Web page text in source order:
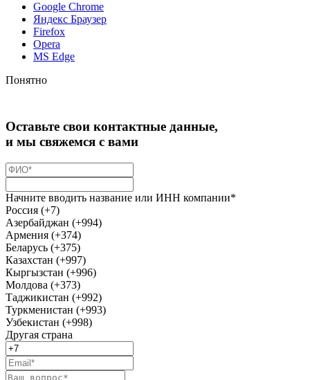
Google Chrome
Яндекс Браузер
Firefox
Opera
MS Edge
Понятно
Оставьте свои контактные данные,
и мы свяжемся с вами
Начните вводить название или ИНН компании*
Россия (+7)
Азербайджан (+994)
Армения (+374)
Беларусь (+375)
Казахстан (+997)
Кыргызстан (+996)
Молдова (+373)
Таджикистан (+992)
Туркменистан (+993)
Узбекистан (+998)
Другая страна